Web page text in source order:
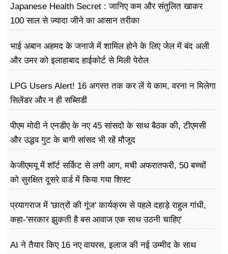
Japanese Health Secret : जानिए कम और संतुलित खाकर
100 साल से ज्यादा जीने का आसान तरीका
भाई अबान अहमद के जनाजे में शामिल होने के लिए जेल में बंद अली
और उमर को इलाहाबाद हाईकोर्ट से मिली पेरोल
LPG Users Alert! 16 अगस्त तक कर लें ये काम, वरना न मिलेगा
सिलेंडर और न ही सब्सिडी
पीएम मोदी ने एनडीए के नए 45 सांसदो के साथ बैठक की, टीएमसी
और उद्धव गुट के बागी सांसद भी रहें मौजूद
केजीएमयू में शॉर्ट सर्किट से लगी आग, मची अफरातफरी, 50 बच्चों
को सुरक्षित दूसरे वार्ड में किया गया शिफ्ट
प्रयागराज में 'छात्रों की गूंज' कार्यक्रम से पहले दहाड़े राहुल गांधी,
कहा-'सरकार झुकती है बस आवाज एक साथ उठनी चाहिए'
AI ने तैयार किए 16 नए वायरस, इलाज की नई उम्मीद के साथ